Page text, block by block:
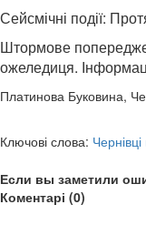
Сейсмічні події:
Штормове
ожеледиця.
Платинова Буковина,
Ключові слова:
Если вы заметили
Коментарі (0)